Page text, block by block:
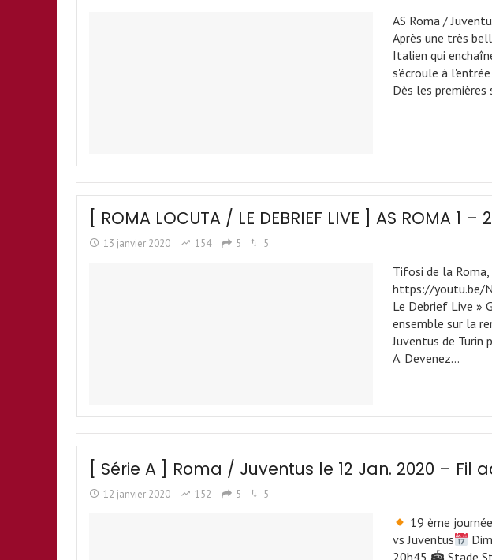
AS Roma /
Après une très
Italien qui
s'écroule à
Dès les premières
[ ROMA LOCUTA / LE DEBRIEF LIVE ] AS ROMA 1
13 janvier 2020 154 5 5
Tifosi de la
https://youtu.be/
Le Debrief Live »
ensemble sur la
Juventus de Turin
A. Devenez…
[ Série A ] Roma / Juventus le 12 Jan. 2020 – Fil
12 janvier 2020 152 5 5
19 ème
vs Juventus
20h45 🏟 Stade